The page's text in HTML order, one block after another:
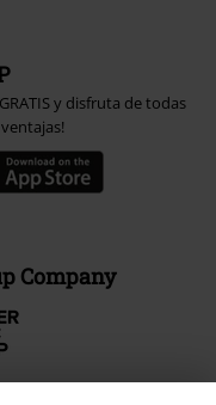
y disfruta de todas
Company